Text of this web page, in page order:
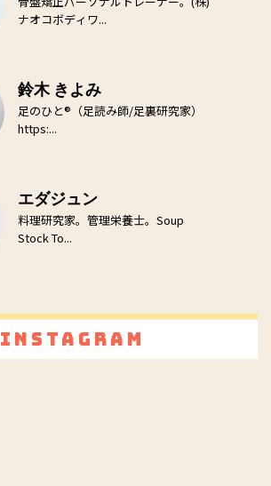
ナオコボディワ...
鈴木 きよみ
足のひと®（足読み師/足裏研究家）
https:...
エダジュン
料理研究家。管理栄養士。Soup
Stock To...
Instagram